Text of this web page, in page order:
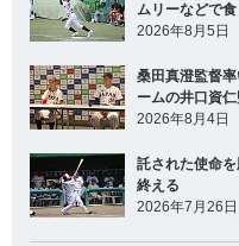
ムリーなどで食
2026年8月5日
桑田真澄監督
ームの井口資
2026年8月4日
託された使命
終える
2026年7月26日